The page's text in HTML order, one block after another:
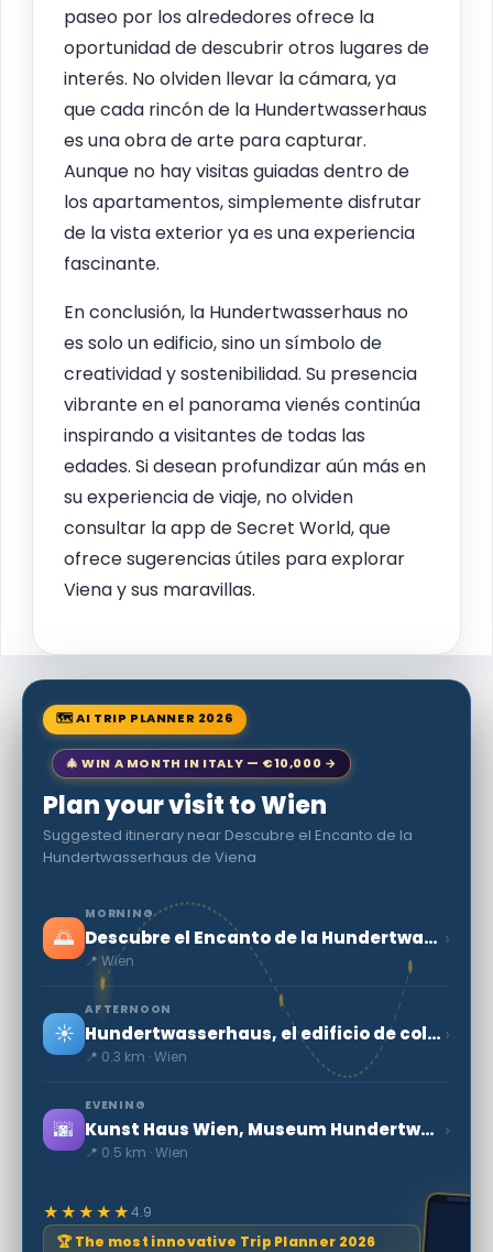
paseo por los alrededores ofrece la
oportunidad de descubrir otros lugares de
interés. No olviden llevar la cámara, ya
que cada rincón de la Hundertwasserhaus
es una obra de arte para capturar.
Aunque no hay visitas guiadas dentro de
los apartamentos, simplemente disfrutar
de la vista exterior ya es una experiencia
fascinante.
En conclusión, la Hundertwasserhaus no
es solo un edificio, sino un símbolo de
creatividad y sostenibilidad. Su presencia
vibrante en el panorama vienés continúa
inspirando a visitantes de todas las
edades. Si desean profundizar aún más en
su experiencia de viaje, no olviden
consultar la app de Secret World, que
ofrece sugerencias útiles para explorar
Viena y sus maravillas.
🗺 AI TRIP PLANNER 2026
🎄 WIN A MONTH IN ITALY — €10,000 →
Plan your visit to Wien
Suggested itinerary near Descubre el Encanto de la
Hundertwasserhaus de Viena
🌅
MORNING
Descubre el Encanto de la Hundertwasserhaus de Viena
📍 Wien
›
☀️
AFTERNOON
Hundertwasserhaus, el edificio de color
📍 0.3 km · Wien
›
🌆
EVENING
Kunst Haus Wien, Museum Hundertwasser (Casa de Arte de Viena)
📍 0.5 km · Wien
›
★★★★★4.9
🏆 The most innovative Trip Planner 2026